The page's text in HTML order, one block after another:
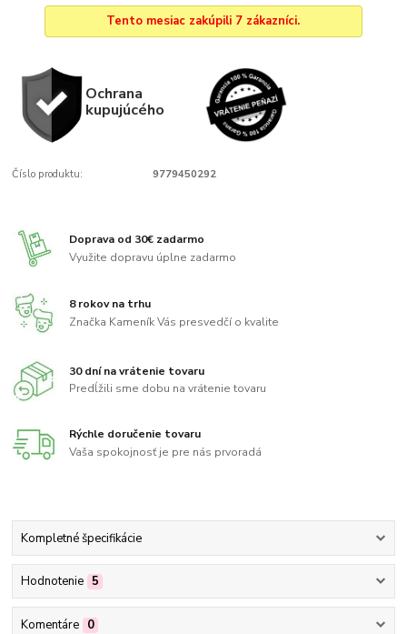
Tento mesiac zakúpili 7 zákazníci.
Ochrana
kupujúcého
Číslo produktu: 9779450292
Doprava od 30€ zadarmo
Využite dopravu úplne zadarmo
8 rokov na trhu
Značka Kameník Vás presvedčí o kvalite
30 dní na vrátenie tovaru
Predĺžili sme dobu na vrátenie tovaru
Rýchle doručenie tovaru
Vaša spokojnosť je pre nás prvoradá
Kompletné špecifikácie
Hodnotenie 5
Komentáre 0